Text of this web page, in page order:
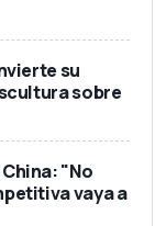
su
sobre
China: "No
vaya a